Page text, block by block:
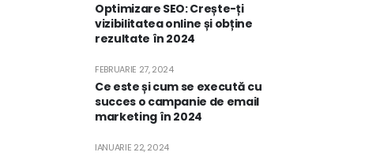
Optimizare SEO: Crește-ți
vizibilitatea online și obține
rezultate în 2024
Ce este și cum se execută cu
succes o campanie de email
marketing în 2024
FEBRUARIE 27, 2024
IANUARIE 22, 2024